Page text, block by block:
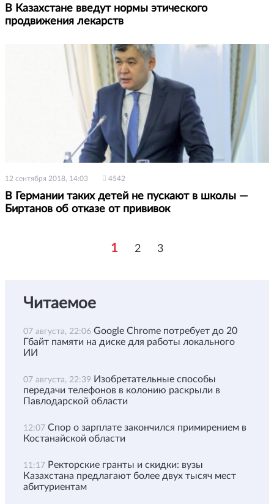
В Казахстане введут нормы этического
продвижения лекарств
12 сентября 2018, 14:03 4542
В Германии таких детей не пускают в школы —
Биртанов об отказе от прививок
1 2 3
Читаемое
07 августа, 22:06 Google Chrome потребует до 20
Гбайт памяти на диске для работы локального
ИИ
07 августа, 22:39 Изобретательные способы
передачи телефонов в колонию раскрыли в
Павлодарской области
12:07 Спор о зарплате закончился примирением в
Костанайской области
11:17 Ректорские гранты и скидки: вузы
Казахстана предлагают более двух тысяч мест
абитуриентам